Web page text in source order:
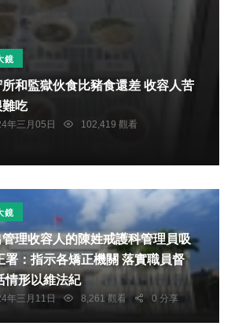
鏡
監獄伙食比豬食還差 收容人苦
吃
年三月05日
102,419 觀看
鏡
理收容人的陳姓戒護科管理員吸
生活情形以維法紀
年三月11日 8,261 觀看 0 分享